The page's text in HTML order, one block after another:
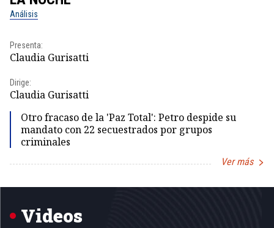
Análisis
Presenta:
Claudia Gurisatti
Dirige:
Claudia Gurisatti
Otro fracaso de la 'Paz Total': Petro despide su
mandato con 22 secuestrados por grupos
criminales
Ver más
Videos